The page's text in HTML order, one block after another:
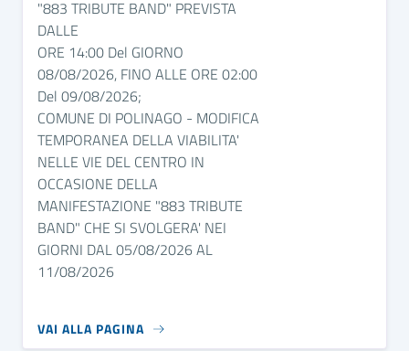
"883 TRIBUTE BAND" PREVISTA
DALLE
ORE 14:00 Del GIORNO
08/08/2026, FINO ALLE ORE 02:00
Del 09/08/2026;
COMUNE DI POLINAGO - MODIFICA
TEMPORANEA DELLA VIABILITA'
NELLE VIE DEL CENTRO IN
OCCASIONE DELLA
MANIFESTAZIONE "883 TRIBUTE
BAND" CHE SI SVOLGERA' NEI
GIORNI DAL 05/08/2026 AL
11/08/2026
VAI ALLA PAGINA